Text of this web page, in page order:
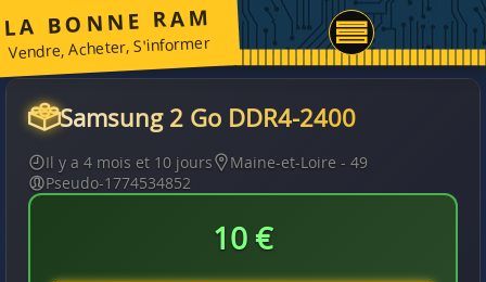
LA BONNE RAM
Vendre, Acheter, S'informer
Samsung 2 Go DDR4-2400
Il y a 4 mois et 10 jours
Maine-et-Loire - 49
Pseudo-1774534852
10 €